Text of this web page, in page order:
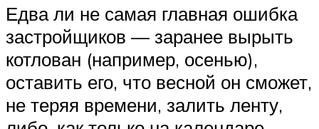
Едва ли не самая главная ошибка
застройщиков — заранее вырыть
котлован (например, осенью),
оставить его, что весной он сможет,
не теряя времени, залить ленту,